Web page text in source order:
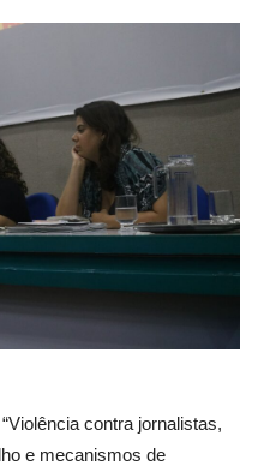
contra jornalistas,
e mecanismos de